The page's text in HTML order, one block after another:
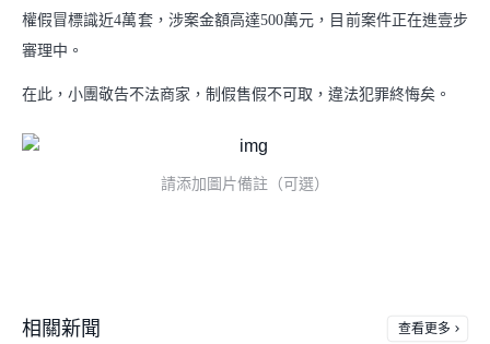
權假冒標識近4萬套，涉案金額高達500萬元，目前案件正在進壹步
審理中。
在此，小團敬告不法商家，制假售假不可取，違法犯罪終悔矣。
請添加圖片備註（可選）
相關新聞 查看更多